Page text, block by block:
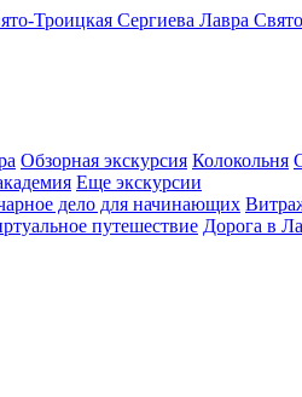
Троицкая Сергиева Лавра
Обзорная экскурсия Колокольня
Еще экскурсии
дело для начинающих
путешествие Дорога в